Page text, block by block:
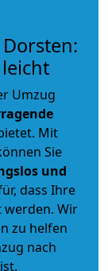
Umzug
Mit
Sie
und
dass Ihre
Wir
zu helfen
nach